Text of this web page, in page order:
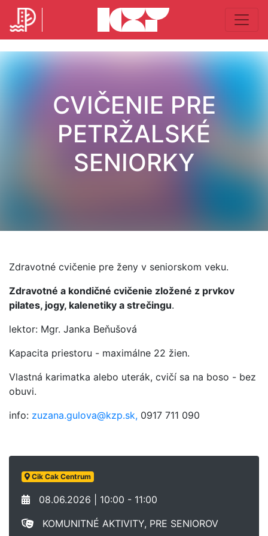
CVIČENIE PRE
PETRŽALSKÉ
SENIORKY
Zdravotné cvičenie pre ženy v seniorskom veku.
Zdravotné a kondičné cvičenie zložené z prvkov
pilates, jogy, kalenetiky a strečingu.
lektor: Mgr. Janka Beňušová
Kapacita priestoru - maximálne 22 žien.
Vlastná karimatka alebo uterák, cvičí sa na boso - bez
obuvi.
info: zuzana.gulova@kzp.sk, 0917 711 090
Cik Cak Centrum
08.06.2026 | 10:00 - 11:00
KOMUNITNÉ AKTIVITY, PRE SENIOROV